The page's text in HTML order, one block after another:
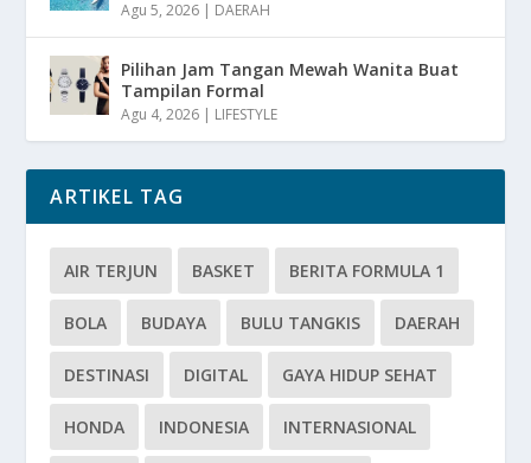
Agu 5, 2026 | DAERAH
Pilihan Jam Tangan Mewah Wanita Buat
Tampilan Formal
Agu 4, 2026 | LIFESTYLE
ARTIKEL TAG
AIR TERJUN BASKET BERITA FORMULA 1
BOLA BUDAYA BULU TANGKIS DAERAH
DESTINASI DIGITAL GAYA HIDUP SEHAT
HONDA INDONESIA INTERNASIONAL